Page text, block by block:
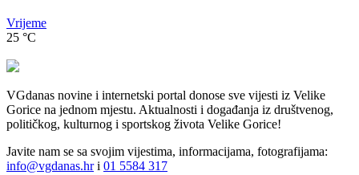
Vrijeme
25 °C
VGdanas novine i internetski portal donose sve vijesti iz Velike
Gorice na jednom mjestu. Aktualnosti i događanja iz društvenog,
političkog, kulturnog i sportskog života Velike Gorice!
Javite nam se sa svojim vijestima, informacijama, fotografijama:
info@vgdanas.hri 01 5584 317